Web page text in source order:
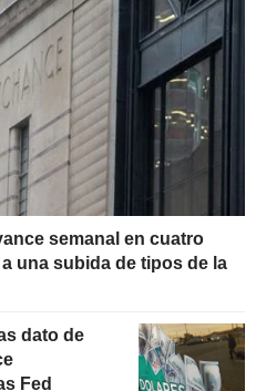
semanal en cuatro
una subida de tipos de la
dato de
Fed